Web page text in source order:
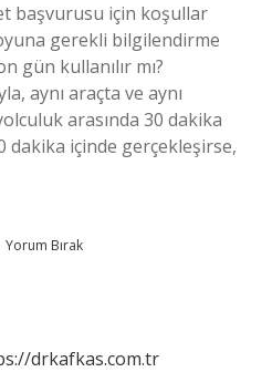
başvurusu için koşullar
gerekli bilgilendirme
gün kullanılır mı?
aynı araçta ve aynı
arasında 30 dakika
dakika içinde gerçekleşirse,
Yorum Bırak
drkafkas.com.tr